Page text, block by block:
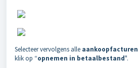
Selecteer vervolgens alle aankoopfacturen
klik op “opnemen in betaalbestand".